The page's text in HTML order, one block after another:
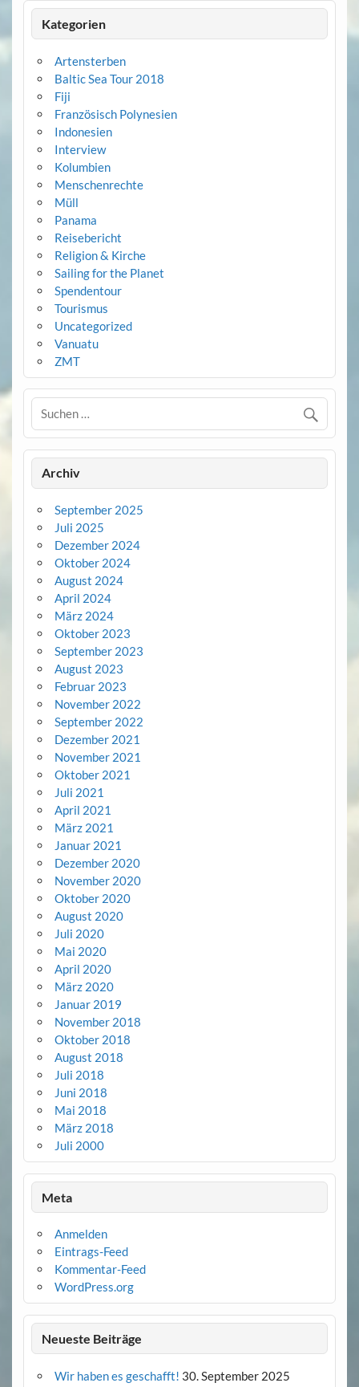
Kategorien
Artensterben
Baltic Sea Tour 2018
Fiji
Französisch Polynesien
Indonesien
Interview
Kolumbien
Menschenrechte
Müll
Panama
Reisebericht
Religion & Kirche
Sailing for the Planet
Spendentour
Tourismus
Uncategorized
Vanuatu
ZMT
Archiv
September 2025
Juli 2025
Dezember 2024
Oktober 2024
August 2024
April 2024
März 2024
Oktober 2023
September 2023
August 2023
Februar 2023
November 2022
September 2022
Dezember 2021
November 2021
Oktober 2021
Juli 2021
April 2021
März 2021
Januar 2021
Dezember 2020
November 2020
Oktober 2020
August 2020
Juli 2020
Mai 2020
April 2020
März 2020
Januar 2019
November 2018
Oktober 2018
August 2018
Juli 2018
Juni 2018
Mai 2018
März 2018
Juli 2000
Meta
Anmelden
Eintrags-Feed
Kommentar-Feed
WordPress.org
Neueste Beiträge
Wir haben es geschafft! 30. September 2025